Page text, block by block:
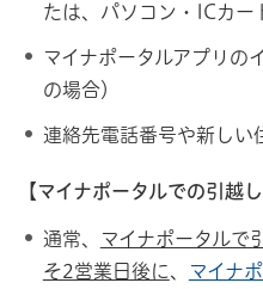
たは、パソコン・ICカー
マイナポータルアプリの
の場合）
連絡先電話番号や新しい
【マイナポータルでの引越
通常、
マイナポータルで
そ2営業日後に、 マイナ